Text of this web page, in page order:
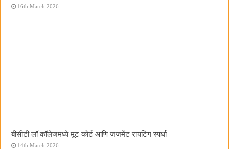
16th March 2026
बीसीटी लॉ कॉलेजमध्ये मूट कोर्ट आणि जजमेंट रायटिंग स्पर्धा
14th March 2026